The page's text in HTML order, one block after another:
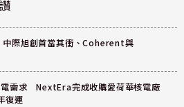
際旭創首當其衝、Coherent與
需求 NextEra完成收購愛荷華核電廠
復運